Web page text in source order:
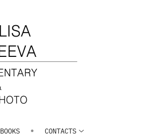
BOOKS СONTACTS